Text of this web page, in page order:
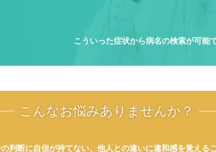
こういった症状から病名の検索が可能で
こんなお悩みありませんか？
の判断に自信が持てない、他人との違いに違和感を覚える